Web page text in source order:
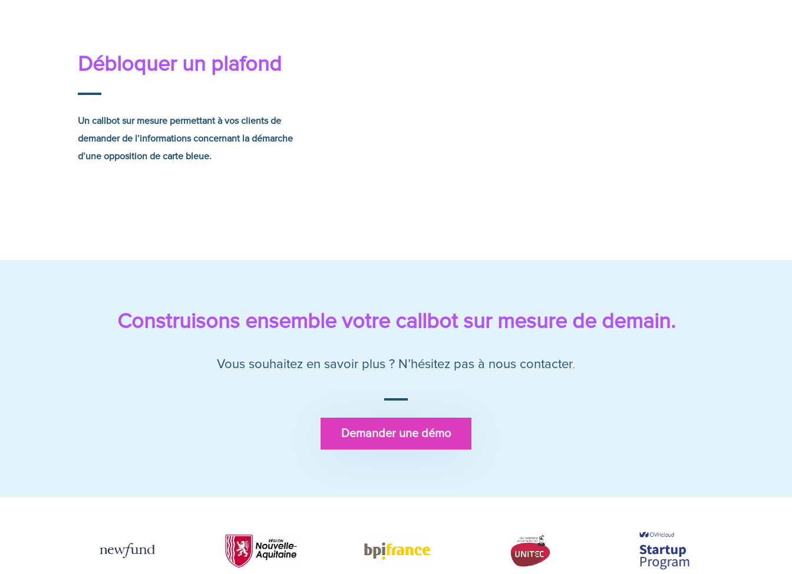
Débloquer un plafond
Un callbot sur mesure permettant à vos clients de
demander de l’informations concernant la démarche
d’une opposition de carte bleue.
Construisons ensemble votre callbot sur mesure de demain.
Vous souhaitez en savoir plus ? N’hésitez pas à nous contacter.
Demander une démo